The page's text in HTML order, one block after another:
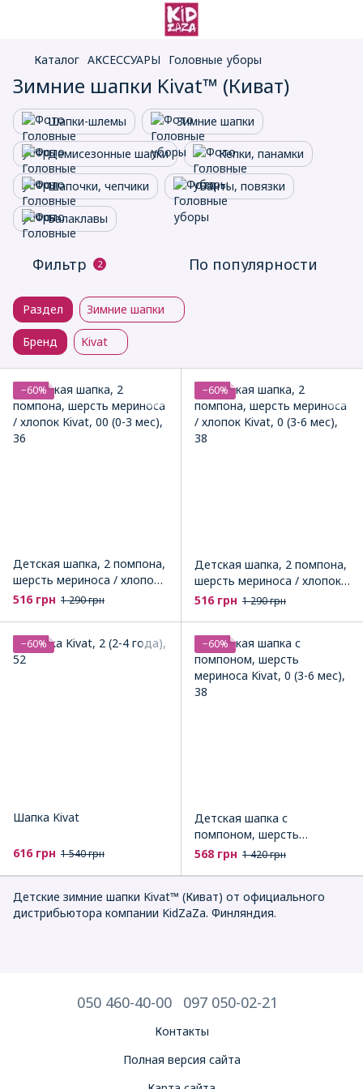
Каталог АКСЕССУАРЫ Головные уборы
Зимние шапки Kivat™ (Киват)
Шапки-шлемы Зимние шапки
Демисезонные шапки Кепки, панамки
Шапочки, чепчики Банты, повязки
Балаклавы
Фильтр 2 По популярности
Раздел Зимние шапки
Бренд Kivat
−60%
Детская шапка, 2 помпона,
шерсть мериноса / хлопок
Kivat
516 грн 1 290 грн
−60%
Детская шапка, 2 помпона,
шерсть мериноса / хлопок
Kivat
516 грн 1 290 грн
−60%
Шапка Kivat
616 грн 1 540 грн
−60%
Детская шапка с
помпоном, шерсть
мериноса Kivat
568 грн 1 420 грн
Детские зимние шапки Kivat™ (Киват) от официального
дистрибьютора компании KidZaZa. Финляндия.
050 460-40-00 097 050-02-21
Контакты
Полная версия сайта